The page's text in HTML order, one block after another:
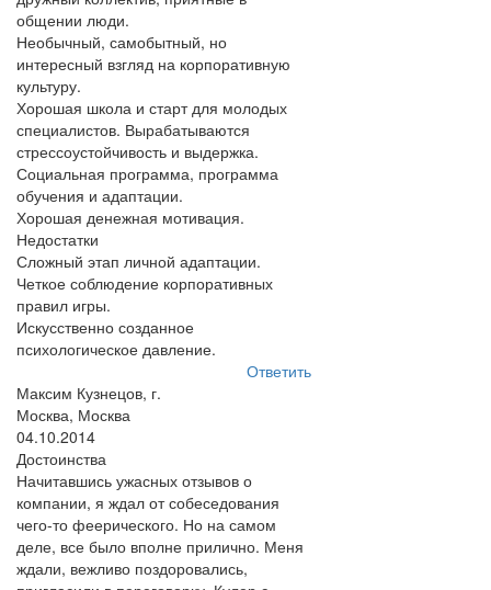
общении люди.
Необычный, самобытный, но
интересный взгляд на корпоративную
культуру.
Хорошая школа и старт для молодых
специалистов. Вырабатываются
стрессоустойчивость и выдержка.
Социальная программа, программа
обучения и адаптации.
Хорошая денежная мотивация.
Недостатки
Сложный этап личной адаптации.
Четкое соблюдение корпоративных
правил игры.
Искусственно созданное
психологическое давление.
Ответить
Максим Кузнецов, г.
Москва, Москва
04.10.2014
Достоинства
Начитавшись ужасных отзывов о
компании, я ждал от собеседования
чего-то феерического. Но на самом
деле, все было вполне прилично. Меня
ждали, вежливо поздоровались,